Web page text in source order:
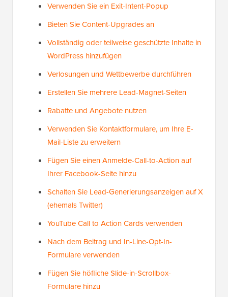
Verwenden Sie ein Exit-Intent-Popup
Bieten Sie Content-Upgrades an
Vollständig oder teilweise geschützte Inhalte in
WordPress hinzufügen
Verlosungen und Wettbewerbe durchführen
Erstellen Sie mehrere Lead-Magnet-Seiten
Rabatte und Angebote nutzen
Verwenden Sie Kontaktformulare, um Ihre E-
Mail-Liste zu erweitern
Fügen Sie einen Anmelde-Call-to-Action auf
Ihrer Facebook-Seite hinzu
Schalten Sie Lead-Generierungsanzeigen auf X
(ehemals Twitter)
YouTube Call to Action Cards verwenden
Nach dem Beitrag und In-Line-Opt-In-
Formulare verwenden
Fügen Sie höfliche Slide-in-Scrollbox-
Formulare hinzu